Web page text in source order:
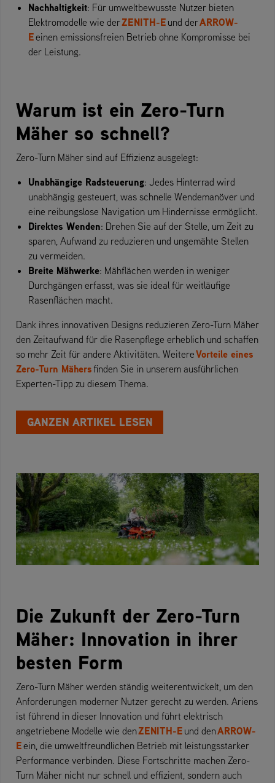
Nachhaltigkeit: Für umweltbewusste Nutzer bieten
Elektromodelle wie derZENITH-E und derARROW-
Eeinen emissionsfreien Betrieb ohne Kompromisse bei
der Leistung.
Warum ist ein Zero-Turn
Mäher so schnell?
Zero-Turn Mäher sind auf Effizienz ausgelegt:
Unabhängige Radsteuerung: Jedes Hinterrad wird
unabhängig gesteuert, was schnelle Wendemanöver und
eine reibungslose Navigation um Hindernisse ermöglicht.
Direktes Wenden: Drehen Sie auf der Stelle, um Zeit zu
sparen, Aufwand zu reduzieren und ungemähte Stellen
zu vermeiden.
Breite Mähwerke: Mähflächen werden in weniger
Durchgängen erfasst, was sie ideal für weitläufige
Rasenflächen macht.
Dank ihres innovativen Designs reduzieren Zero-Turn Mäher
den Zeitaufwand für die Rasenpflege erheblich und schaffen
so mehr Zeit für andere Aktivitäten. WeitereVorteile eines
Zero-Turn Mähers finden Sie in unserem ausführlichen
Experten-Tipp zu diesem Thema.
GANZEN ARTIKEL LESEN
Die Zukunft der Zero-Turn
Mäher: Innovation in ihrer
besten Form
Zero-Turn Mäher werden ständig weiterentwickelt, um den
Anforderungen moderner Nutzer gerecht zu werden. Ariens
ist führend in dieser Innovation und führt elektrisch
angetriebene Modelle wie denZENITH-E und denARROW-
Eein, die umweltfreundlichen Betrieb mit leistungsstarker
Performance verbinden. Diese Fortschritte machen Zero-
Turn Mäher nicht nur schnell und effizient, sondern auch